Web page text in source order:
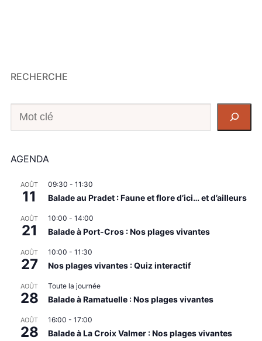
RECHERCHE
Recherche
AGENDA
AOÛT
11
09:30 - 11:30
Balade au Pradet : Faune et flore d’ici… et d’ailleurs
AOÛT
21
10:00 - 14:00
Balade à Port-Cros : Nos plages vivantes
AOÛT
27
10:00 - 11:30
Nos plages vivantes : Quiz interactif
AOÛT
28
Toute la journée
Balade à Ramatuelle : Nos plages vivantes
AOÛT
28
16:00 - 17:00
Balade à La Croix Valmer : Nos plages vivantes